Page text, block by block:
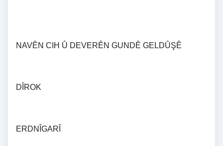
NAVÊN CIH Û DEVERÊN GUNDÊ GELDÛŞÊ
DÎROK
ERDNÎGARÎ